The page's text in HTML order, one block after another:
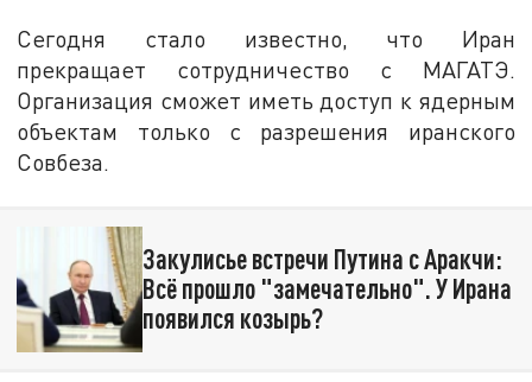
Сегодня стало известно, что Иран
прекращает сотрудничество с МАГАТЭ.
Организация сможет иметь доступ к ядерным
объектам только с разрешения иранского
Совбеза.
Закулисье встречи Путина с Аракчи:
Всё прошло "замечательно". У Ирана
появился козырь?